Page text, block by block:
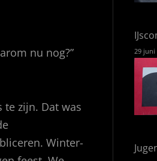
nu nog?”
te zijn. Dat was
Winter-
29 juni